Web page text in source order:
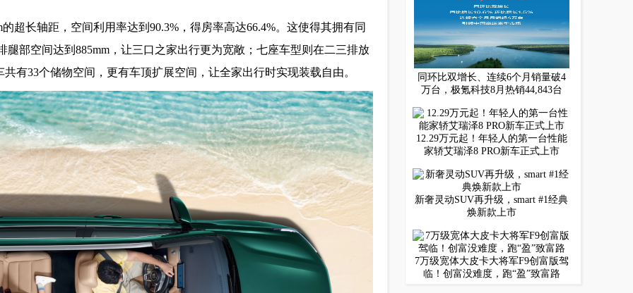
超长轴距，空间利用率达到90.3%，得房率高达66.4%。这使得其拥有同
部空间达到885mm，让三口之家出行更为宽敞；七座车型则在二三排放
有33个储物空间，更有车顶扩展空间，让全家出行时实现装载自由。
同环比双增长、连续6个月销量破4
万台，极氪科技8月热销44,843台
12.29万元起！年轻人的第一台性能
家轿艾瑞泽8 PRO新车正式上市
新奢灵动SUV再升级，smart #1经典
焕新款上市
7万级宽体大皮卡大将军F9创富版驾
临！创富没难度，跑“盈”致富路